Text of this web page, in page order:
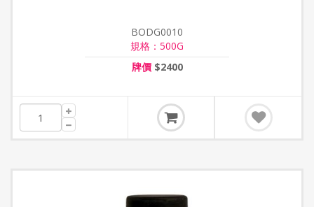
BODG0010
規格：500G
牌價$2400